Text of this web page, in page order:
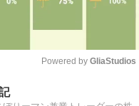
Powered by GliaStudios